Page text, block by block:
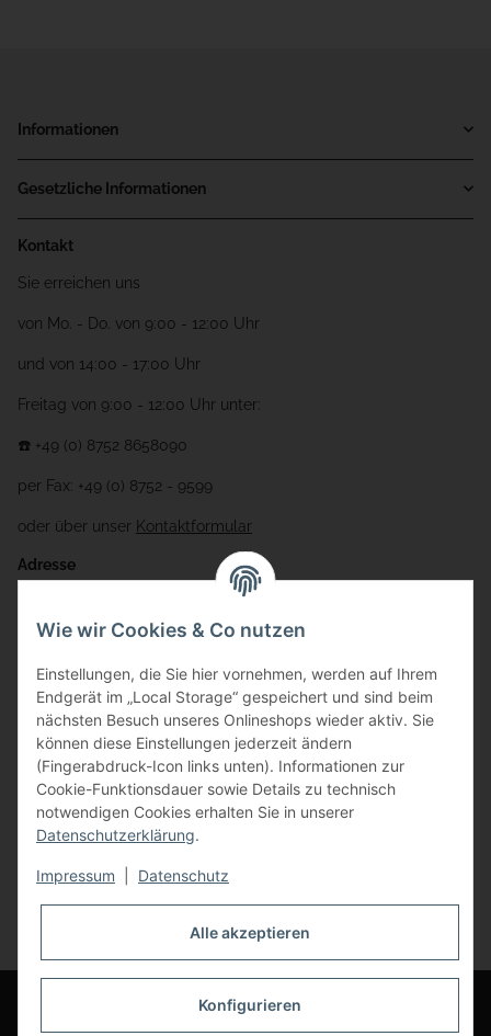
Informationen
Gesetzliche Informationen
Kontakt
Sie erreichen uns
von Mo. - Do. von 9:00 - 12:00 Uhr
und von 14:00 - 17:00 Uhr
Freitag von 9:00 - 12:00 Uhr unter:
☎️ +49 (0) 8752 8658090
per Fax: +49 (0) 8752 - 9599
oder über unser Kontaktformular
Adresse
Gewerbering 17
84072 Au i.d. Hallertau
info@bauer-tore.de
Vertrag widerrufen
* Alle Preise inkl. gesetzlicher USt., zzgl.Versand
© Bauer-Systemtechnik GmbH - Technische Änderungen und Irrtümer
vorbehalten
Wie wir Cookies & Co nutzen
Einstellungen, die Sie hier vornehmen, werden auf Ihrem
Endgerät im „Local Storage“ gespeichert und sind beim
nächsten Besuch unseres Onlineshops wieder aktiv. Sie
können diese Einstellungen jederzeit ändern
(Fingerabdruck-Icon links unten). Informationen zur
Cookie-Funktionsdauer sowie Details zu technisch
notwendigen Cookies erhalten Sie in unserer
Datenschutzerklärung.
Impressum Datenschutz
Alle akzeptieren
Konfigurieren